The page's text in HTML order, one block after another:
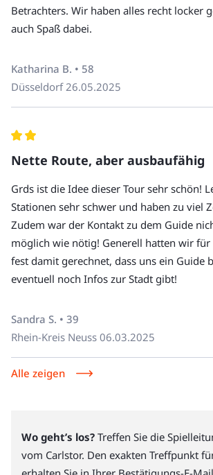
Betrachters. Wir haben alles recht locker
auch Spaß dabei.
Katharina B. • 58
Düsseldorf 26.05.2025
Nette Route, aber ausbaufähig
Grds ist die Idee dieser Tour sehr schön!
Stationen sehr schwer und haben zu viel
Zudem war der Kontakt zu dem Guide
möglich wie nötig! Generell hatten wir für
fest damit gerechnet, dass uns ein Guide
eventuell noch Infos zur Stadt gibt!
Sandra S. • 39
Rhein-Kreis Neuss 06.03.2025
Alle zeigen
Wo geht’s los? Treffen Sie die
vom Carlstor. Den exakten Treffpunkt